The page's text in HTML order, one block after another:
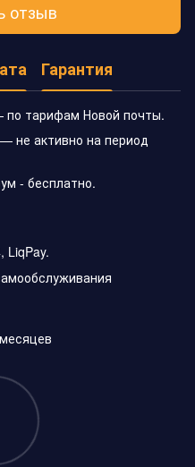
отзыв
Гарантия
тарифам Новой почты.
не активно на период
- бесплатно.
LiqPay.